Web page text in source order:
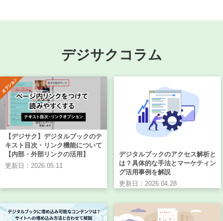
デジサクコラム
【デジサク】デジタルブックのテ
キスト目次・リンク機能について
【内部・外部リンクの活用】
更新日：2026.05.11
デジタルブックのアクセス解析と
は？具体的な手法とマーケティン
グ活用事例を解説
更新日：2026.04.28